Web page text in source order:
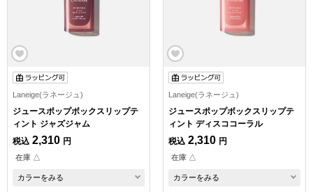
Laneige(ラネージュ)
ジュースポップボックスリップテ
ィント ジャズジャム
税込 2,310 円
在庫 △
カラーをみる
Laneige(ラネージュ)
ジュースポップボックスリップテ
ィント ディスココーラル
税込 2,310 円
在庫 △
カラーをみる